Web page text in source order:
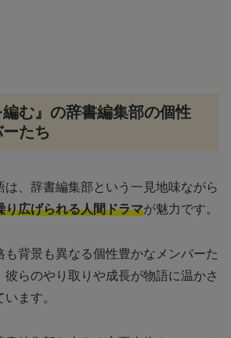
編む』の辞書編集部の個性
たち
は、辞書編集部という一見地味ながら
り広げられる人間ドラマが魅力です。
も背景も異なる個性豊かなメンバーた
彼らのやり取りや成長が物語に温かさ
ます。